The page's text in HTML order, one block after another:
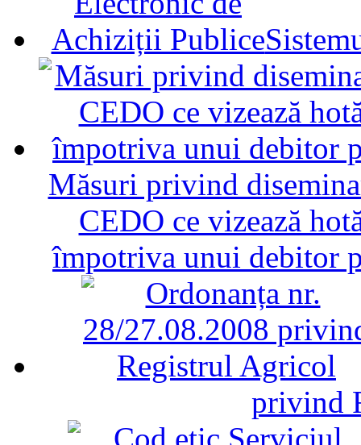
Măsuri privind
CEDO ce vizează
împotriva unui debitor
privind